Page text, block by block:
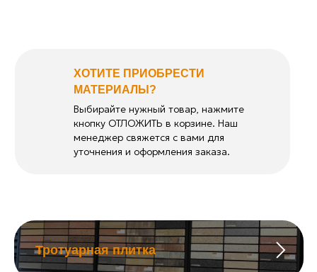
Выбирайте нужный товар, нажмите
кнопку ОТЛОЖИТЬ в корзине. Наш
менеджер свяжется с вами для
уточнения и оформления заказа.
ХОТИТЕ ПРИОБРЕСТИ
МАТЕРИАЛЫ?
Тротуарная плитка